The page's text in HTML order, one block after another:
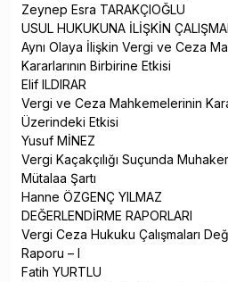
Zeynep Esra TARAKÇIOĞLU
USUL HUKUKUNA İLİŞKİN
Aynı Olaya İlişkin Vergi ve Ceza
Kararlarının Birbirine Etkisi
Elif ILDIRAR
Vergi ve Ceza Mahkemelerinin
Üzerindeki Etkisi
Yusuf MİNEZ
Vergi Kaçakçılığı Suçunda
Mütalaa Şartı
Hanne ÖZGENÇ YILMAZ
DEĞERLENDİRME RAPORLARI
Vergi Ceza Hukuku Çalışmaları
Raporu – I
Fatih YURTLU